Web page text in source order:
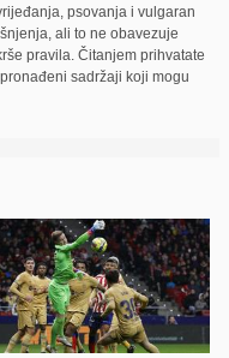
psovanja i vulgaran
ali to ne obavezuje
pravila. Čitanjem prihvatate
sadržaji koji mogu